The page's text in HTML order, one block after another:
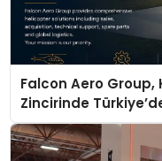
Falcon Aero Group,
Zincirinde